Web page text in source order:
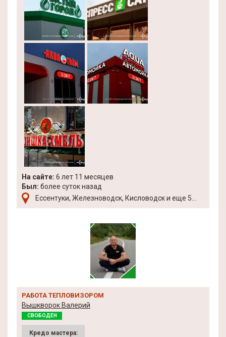
На сайте: 6 лет 11 месяцев
Был: более суток назад
Ессентуки, Железноводск, Кисловодск и еще 5...
РАБОТА ТЕПЛОВИЗОРОМ
Вышкворок Валерий
СВОБОДЕН
Кредо мастера: